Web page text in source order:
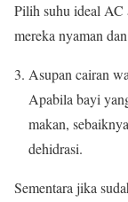
Pilih suhu ideal AC
mereka nyaman
Asupan cairan
Apabila bayi
makan,
dehidrasi.
Sementara jika